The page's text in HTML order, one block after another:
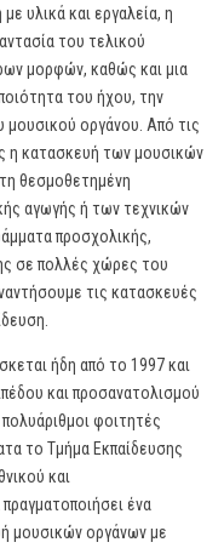
υλικά και εργαλεία, η
του τελικού
μορφών, καθώς και μια
του ήχου, την
οργάνου. Από τις
η κατασκευή των μουσικών
θεσμοθετημένη
αγωγής ή των τεχνικών
προσχολικής,
σε πολλές χώρες του
τις κατασκευές
ήδη από το 1997 και
και προσανατολισμού
φοιτητές
το Τμήμα Εκπαίδευσης
και
ένα
μουσικών οργάνων με